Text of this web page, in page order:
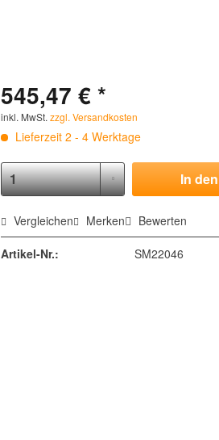
545,47 € *
inkl. MwSt.zzgl. Versandkosten
Lieferzeit 2 - 4 Werktage
In den
Vergleichen Merken Bewerten
Artikel-Nr.: SM22046